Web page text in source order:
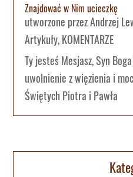
Znajdować w Nim ucieczkę
utworzone przezAndrzej
Artykuły,KOMENTARZE
Ty jesteś Mesjasz, Syn
uwolnienie z więzienia i
Świętych Piotra i Pawła